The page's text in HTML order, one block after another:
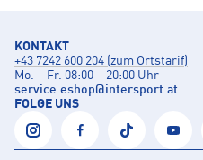
KONTAKT
+43 7242 600 204 (zum Ortstarif)
Mo. – Fr. 08:00 – 20:00 Uhr
service.eshop@intersport.at
FOLGE UNS